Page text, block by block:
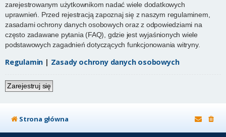
zarejestrowanym użytkownikom nadać wiele dodatkowych
uprawnień. Przed rejestracją zapoznaj się z naszym regulaminem,
zasadami ochrony danych osobowych oraz z odpowiedziami na
często zadawane pytania (FAQ), gdzie jest wyjaśnionych wiele
podstawowych zagadnień dotyczących funkcjonowania witryny.
Regulamin | Zasady ochrony danych osobowych
Zarejestruj się
Strona główna